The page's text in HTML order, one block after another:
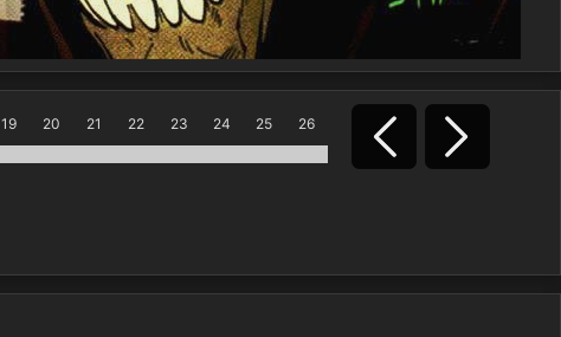
19 20 21 22 23 24 25 26